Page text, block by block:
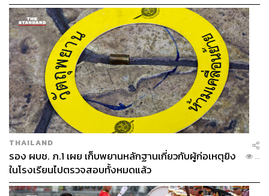
THAILAND
รอง ผบช. ภ.1 เผย เก็บพยานหลักฐานเกี่ยวกับผู้ก่อเหตุยิง
ในโรงเรียนไปตรวจสอบทั้งหมดแล้ว
...